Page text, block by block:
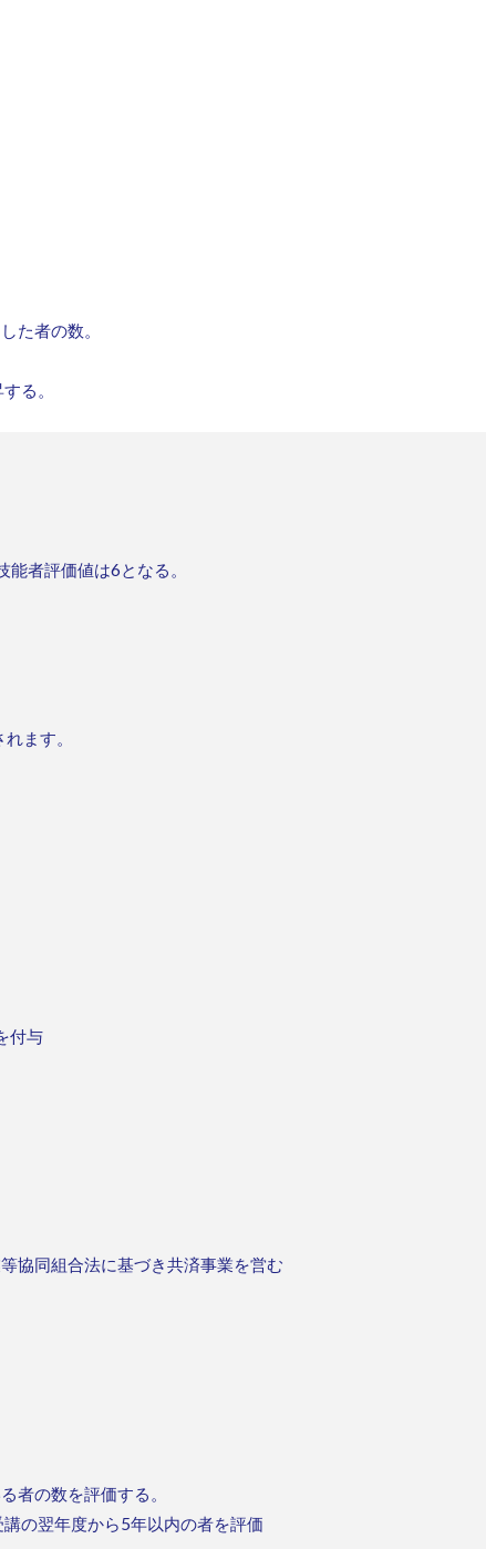
た者の数。
る。
者評価値は6となる。
ます。
付与
協同組合法に基づき共済事業を営む
者の数を評価する。
の翌年度から5年以内の者を評価